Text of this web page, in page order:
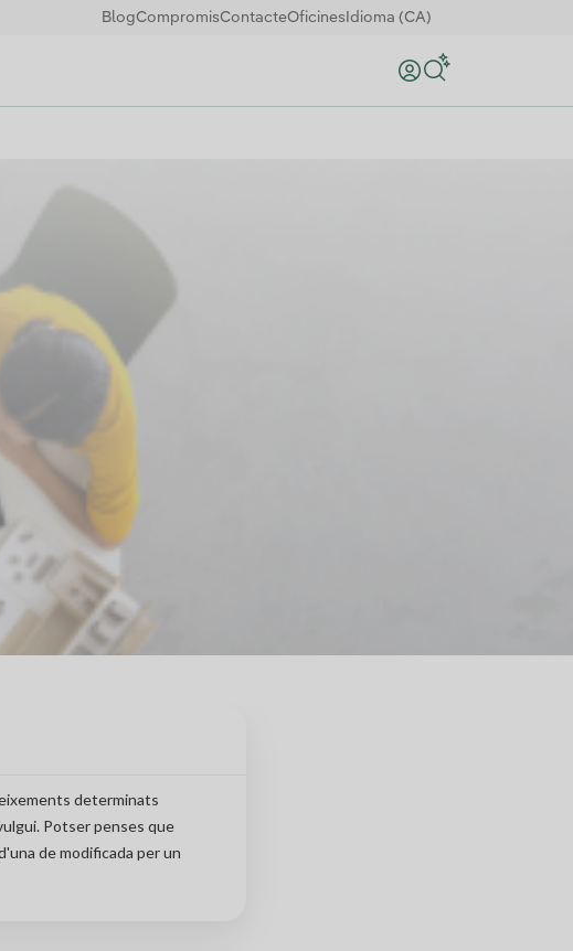
BlogCompromisContacteOficines Idioma (CA)
Search
determinats
Potser penses que
de modificada per un